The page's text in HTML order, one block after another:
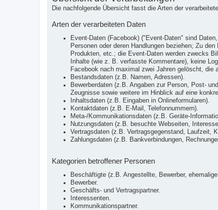
Die nachfolgende Übersicht fasst die Arten der
Arten der verarbeiteten Daten
Event-Daten (Facebook) ("Event-Daten" sind
Personen oder deren Handlungen beziehen; Zu
Produkten, etc.; die Event-Daten werden zwecks
Inhalte (wie z. B. verfasste Kommentare), keine
Facebook nach maximal zwei Jahren gelöscht, die
Bestandsdaten (z.B. Namen, Adressen).
Bewerberdaten (z.B. Angaben zur Person, Post-
Zeugnisse sowie weitere im Hinblick auf eine
Inhaltsdaten (z.B. Eingaben in Onlineformularen).
Kontaktdaten (z.B. E-Mail, Telefonnummern).
Meta-/Kommunikationsdaten (z.B. Geräte-
Nutzungsdaten (z.B. besuchte Webseiten,
Vertragsdaten (z.B. Vertragsgegenstand, Laufzeit,
Zahlungsdaten (z.B. Bankverbindungen,
Kategorien betroffener Personen
Beschäftigte (z.B. Angestellte, Bewerber,
Bewerber.
Geschäfts- und Vertragspartner.
Interessenten.
Kommunikationspartner.